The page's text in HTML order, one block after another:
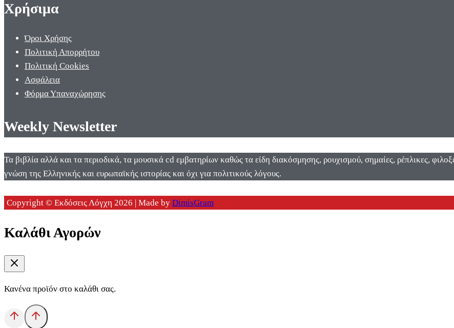
Χρήσιμα
Όροι Χρήσης
Πολιτική Απορρήτου
Πολιτική Cookies
Ασφάλεια
Φόρμα Υπαναχώρησης
Weekly Newsletter
Τα βιβλία αλλά και τα περιοδικά, τα μουσικά cd εμβατηρίων καθώς τα είδη διακόσμησης, ρουχισμού, σημαίες, ρέπλικες,
γνώση της Ελληνικής και ευρωπαϊκής ιστορίας και όχι για πολιτικούς λόγους.
Copyright © Εκδόσεις Λόγχη 2026 | Made by DimisGram
Καλάθι Αγορών
Κανένα προϊόν στο καλάθι σας.